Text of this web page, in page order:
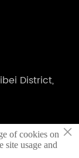
District,
×
of cookies on
site usage and